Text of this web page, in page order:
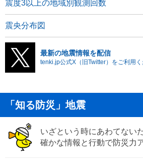
震度3以上の地域別観測回数
震央分布図
最新の地震情報を配信
tenki.jp公式X（旧Twitter）をご利用く
「知る防災」地震
いざという時にあわてない
確かな情報と行動で防災力